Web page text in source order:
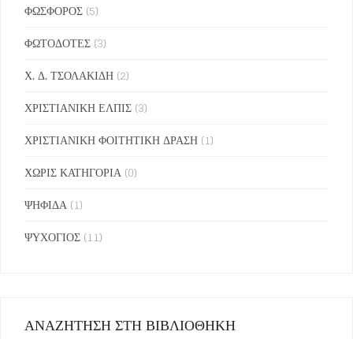
ΦΩΣΦΟΡΟΣ (5)
ΦΩΤΟΔΟΤΕΣ (3)
Χ. Δ. ΤΣΟΛΑΚΙΔΗ (2)
ΧΡΙΣΤΙΑΝΙΚΗ ΕΛΠΙΣ (3)
ΧΡΙΣΤΙΑΝΙΚΗ ΦΟΙΤΗΤΙΚΗ ΔΡΑΣΗ (1)
ΧΩΡΙΣ ΚΑΤΗΓΟΡΙΑ (0)
ΨΗΦΙΔΑ (1)
ΨΥΧΟΓΙΟΣ (11)
ΑΝΑΖΗΤΗΣΗ ΣΤΗ ΒΙΒΛΙΟΘΗΚΗ